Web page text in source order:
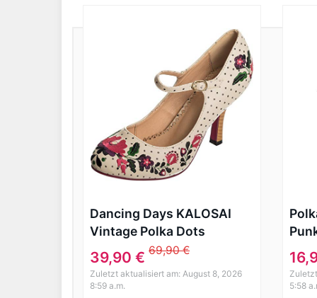
Dancing Days KALOSAI
Vintage Polka Dots
FOLKLORE Pumps High
Heels Rockabilly
39,90 € 69,90 €
Zuletzt aktualisiert am: August 8, 2026
8:59 a.m.
5:58